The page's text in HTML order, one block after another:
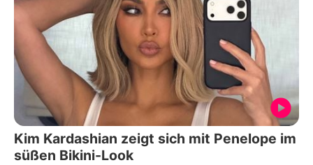
Kim Kardashian zeigt sich mit Penelope im
süßen Bikini-Look